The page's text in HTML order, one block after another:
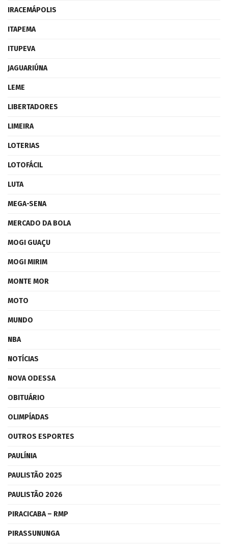
IRACEMÁPOLIS
ITAPEMA
ITUPEVA
JAGUARIÚNA
LEME
LIBERTADORES
LIMEIRA
LOTERIAS
LOTOFÁCIL
LUTA
MEGA-SENA
MERCADO DA BOLA
MOGI GUAÇU
MOGI MIRIM
MONTE MOR
MOTO
MUNDO
NBA
NOTÍCIAS
NOVA ODESSA
OBITUÁRIO
OLIMPÍADAS
OUTROS ESPORTES
PAULÍNIA
PAULISTÃO 2025
PAULISTÃO 2026
PIRACICABA – RMP
PIRASSUNUNGA